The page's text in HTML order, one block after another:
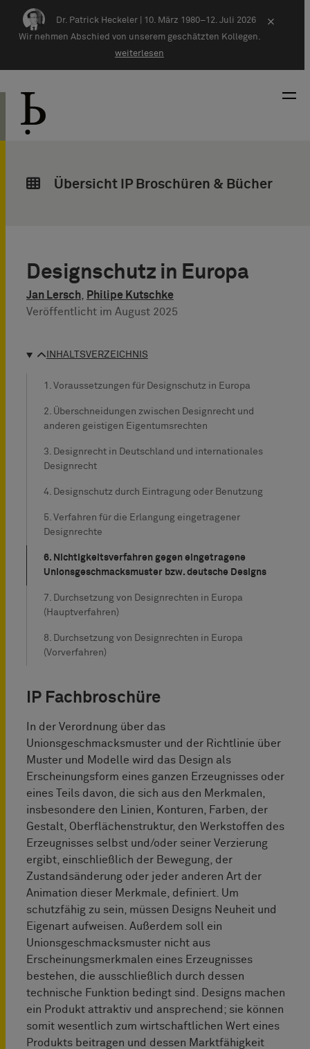
Zum Inhalt springen
Dr. Patrick Heckeler | 10. März 1980–12. Juli 2026
Wir nehmen Abschied von unserem geschätzten Kollegen.
weiterlesen
×
Übersicht IP Broschüren & Bücher
Designschutz in Europa
Jan Lersch, Philipe Kutschke
Veröffentlicht im August 2025
INHALTSVERZEICHNIS
1. Voraussetzungen für Designschutz in Europa
2. Überschneidungen zwischen Designrecht und
anderen geistigen Eigentumsrechten
3. Designrecht in Deutschland und internationales
Designrecht
4. Designschutz durch Eintragung oder Benutzung
5. Verfahren für die Erlangung eingetragener
Designrechte
6. Nichtigkeitsverfahren gegen eingetragene
Unionsgeschmacksmuster bzw. deutsche Designs
7. Durchsetzung von Designrechten in Europa
(Hauptverfahren)
8. Durchsetzung von Designrechten in Europa
(Vorverfahren)
IP Fachbroschüre
In der Verordnung über das
Unionsgeschmacksmuster und der Richtlinie über
Muster und Modelle wird das Design als
Erscheinungsform eines ganzen Erzeugnisses oder
eines Teils davon, die sich aus den Merkmalen,
insbesondere den Linien, Konturen, Farben, der
Gestalt, Oberflächenstruktur, den Werkstoffen des
Erzeugnisses selbst und/oder seiner Verzierung
ergibt, einschließlich der Bewegung, der
Zustandsänderung oder jeder anderen Art der
Animation dieser Merkmale, definiert. Um
schutzfähig zu sein, müssen Designs Neuheit und
Eigenart aufweisen. Außerdem soll ein
Unionsgeschmacksmuster nicht aus
Erscheinungsmerkmalen eines Erzeugnisses
bestehen, die ausschließlich durch dessen
technische Funktion bedingt sind. Designs machen
ein Produkt attraktiv und ansprechend; sie können
somit wesentlich zum wirtschaftlichen Wert eines
Produkts beitragen und dessen Marktfähigkeit